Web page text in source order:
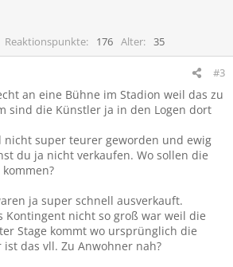
Reaktionspunkte 176 Alter 35
#3
an eine Bühne im Stadion weil das zu
sind die Künstler ja in den Logen dort
nicht super teurer geworden und ewig
du ja nicht verkaufen. Wo sollen die
ja super schnell ausverkauft.
Kontingent nicht so groß war weil die
Stage kommt wo ursprünglich die
das vll. Zu Anwohner nah?